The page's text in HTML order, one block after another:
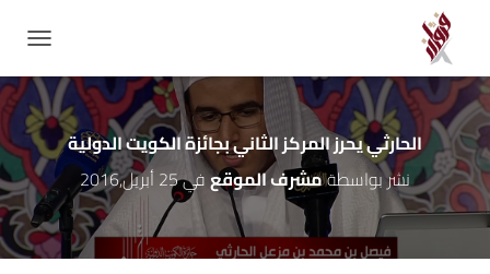
الحارثي يحرز المركز الثاني بجائزة الكويت الدولية
نشر بواسطةمشرف الموقعفي25 أبريل,2016